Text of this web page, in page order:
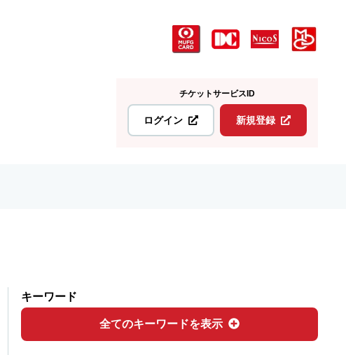
チケットサービスID
ログイン 新規登録
キーワード
全てのキーワードを表示